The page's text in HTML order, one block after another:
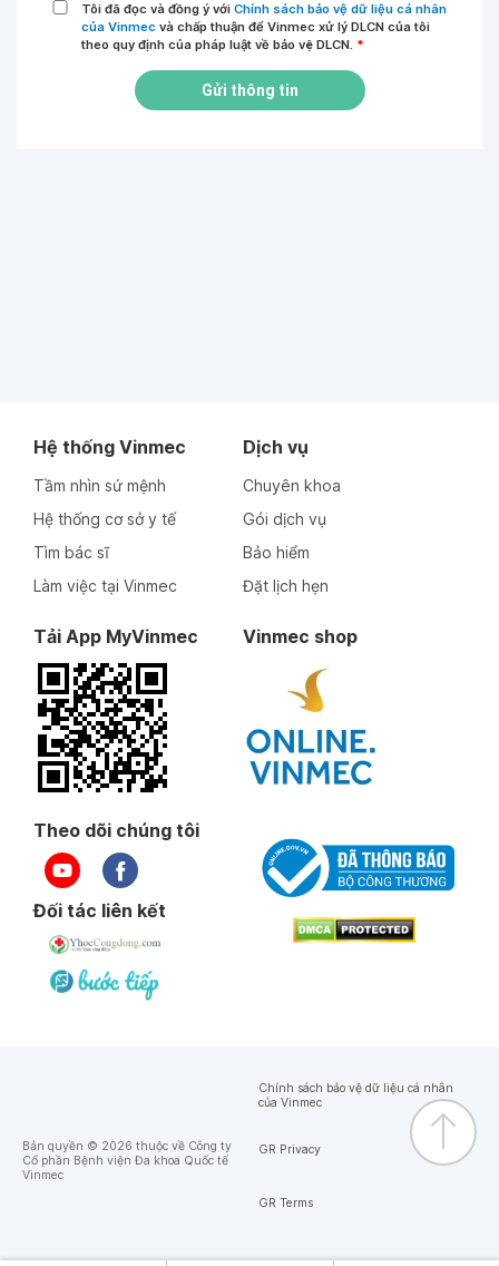
Tôi đã đọc và đồng ý với Chính sách bảo vệ dữ liệu cá nhân
của Vinmec và chấp thuận để Vinmec xử lý DLCN của tôi
theo quy định của pháp luật về bảo vệ DLCN. *
Gửi thông tin
Hệ thống Vinmec
Tầm nhìn sứ mệnh
Hệ thống cơ sở y tế
Tìm bác sĩ
Làm việc tại Vinmec
Dịch vụ
Chuyên khoa
Gói dịch vụ
Bảo hiểm
Đặt lịch hẹn
Tải App MyVinmec Vinmec shop
Theo dõi chúng tôi
Đối tác liên kết
Bản quyền © 2026 thuộc về Công ty
Cổ phần Bệnh viện Đa khoa Quốc tế
Vinmec
Chính sách bảo vệ dữ liệu cá nhân
của Vinmec
GR Privacy
GR Terms